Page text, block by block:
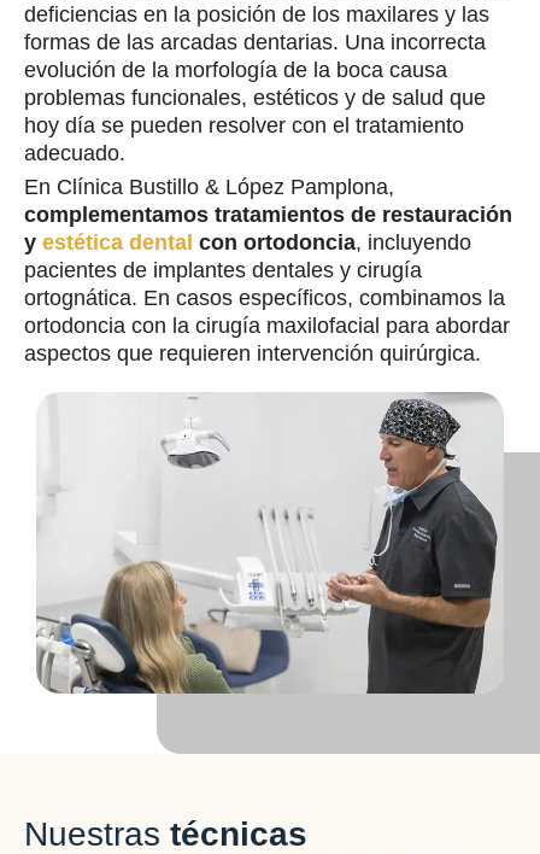
deficiencias en la posición de los maxilares y las
formas de las arcadas dentarias. Una incorrecta
evolución de la morfología de la boca causa
problemas funcionales, estéticos y de salud que
hoy día se pueden resolver con el tratamiento
adecuado.
En Clínica Bustillo & López Pamplona,
complementamos tratamientos de restauración
y estética dental con ortodoncia, incluyendo
pacientes de implantes dentales y cirugía
ortognática. En casos específicos, combinamos la
ortodoncia con la cirugía maxilofacial para abordar
aspectos que requieren intervención quirúrgica.
Nuestras técnicas